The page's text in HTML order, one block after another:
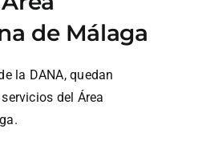
de Málaga
la DANA, quedan
del Área